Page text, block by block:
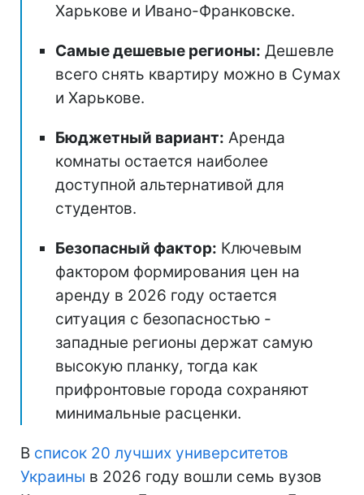
Харькове и Ивано-Франковске.
Самые дешевые регионы: Дешевле
всего снять квартиру можно в Сумах
и Харькове.
Бюджетный вариант: Аренда
комнаты остается наиболее
доступной альтернативой для
студентов.
Безопасный фактор: Ключевым
фактором формирования цен на
аренду в 2026 году остается
ситуация с безопасностью -
западные регионы держат самую
высокую планку, тогда как
прифронтовые города сохраняют
минимальные расценки.
В список 20 лучших университетов
Украины в 2026 году вошли семь вузов